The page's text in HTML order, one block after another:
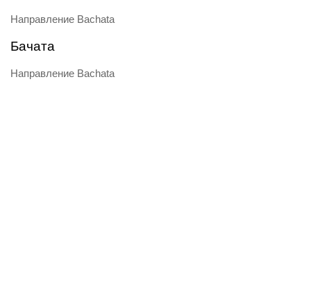
Направление Bachata
Бачата
Направление Bachata